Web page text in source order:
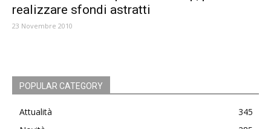
realizzare sfondi astratti
23 Novembre 2010
POPULAR CATEGORY
Attualità
345